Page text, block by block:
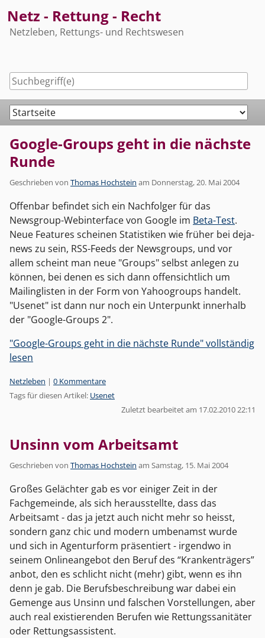
to
content
Netz - Rettung - Recht
Netzleben, Rettungs- und Rechtswesen
Navigation
Google-Groups geht in die nächste
Runde
Geschrieben von Thomas Hochstein am Donnerstag, 20. Mai 2004
Offenbar befindet sich ein Nachfolger für das
Newsgroup-Webinterface von Google im Beta-Test.
Neue Features scheinen Statistiken wie früher bei deja-
news zu sein, RSS-Feeds der Newsgroups, und vor
allem scheint man neue "Groups" selbst anlegen zu
können, bei denen es sich dann offensichtlich um
Mailinglisten in der Form von Yahoogroups handelt.
"Usenet" ist dann nur noch ein Unterpunkt innerhalb
der "Google-Groups 2".
"Google-Groups geht in die nächste Runde" vollständig
lesen
Kategorien:
Netzleben | 0 Kommentare
Tags für diesen Artikel: Usenet
Zuletzt bearbeitet am 17.02.2010 22:11
Unsinn vom Arbeitsamt
Geschrieben von Thomas Hochstein am Samstag, 15. Mai 2004
Großes Gelächter gab es vor einiger Zeit in der
Fachgemeinde, als sich herausstellte, dass das
Arbeitsamt - das ja jetzt auch nicht mehr so heisst,
sondern ganz chic und modern umbenamst wurde
und sich in Agenturform präsentiert - irgendwo in
seinem Onlineangebot den Beruf des “Krankenträgers”
anbot, den es schlicht nicht (mehr) gibt, wenn es ihn
denn je gab. Die Berufsbeschreibung war dabei ein
Gemenge aus Unsinn und falschen Vorstellungen, aber
auch real existierenden Berufen wie Rettungssanitäter
oder Rettungsassistent.